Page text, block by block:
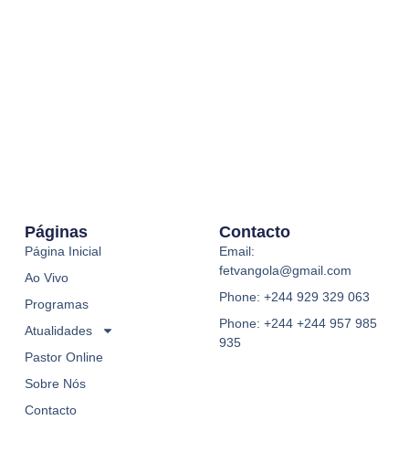
Páginas
Página Inicial
Ao Vivo
Programas
Atualidades
Pastor Online
Sobre Nós
Contacto
Contacto
Email:
fetvangola@gmail.com
Phone: +244 929 329 063
Phone: +244 +244 957 985
935